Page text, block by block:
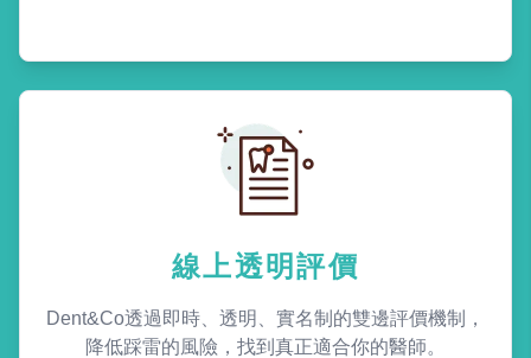
線上透明評價
Dent&Co透過即時、透明、實名制的雙邊評價機制，
降低踩雷的風險，找到真正適合你的醫師。